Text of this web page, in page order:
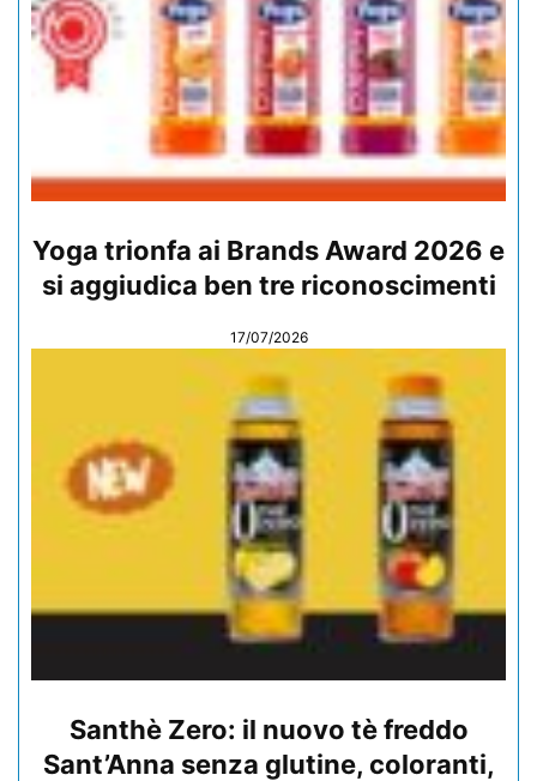
Yoga trionfa ai Brands Award 2026 e
si aggiudica ben tre riconoscimenti
17/07/2026
Santhè Zero: il nuovo tè freddo
Sant’Anna senza glutine, coloranti,